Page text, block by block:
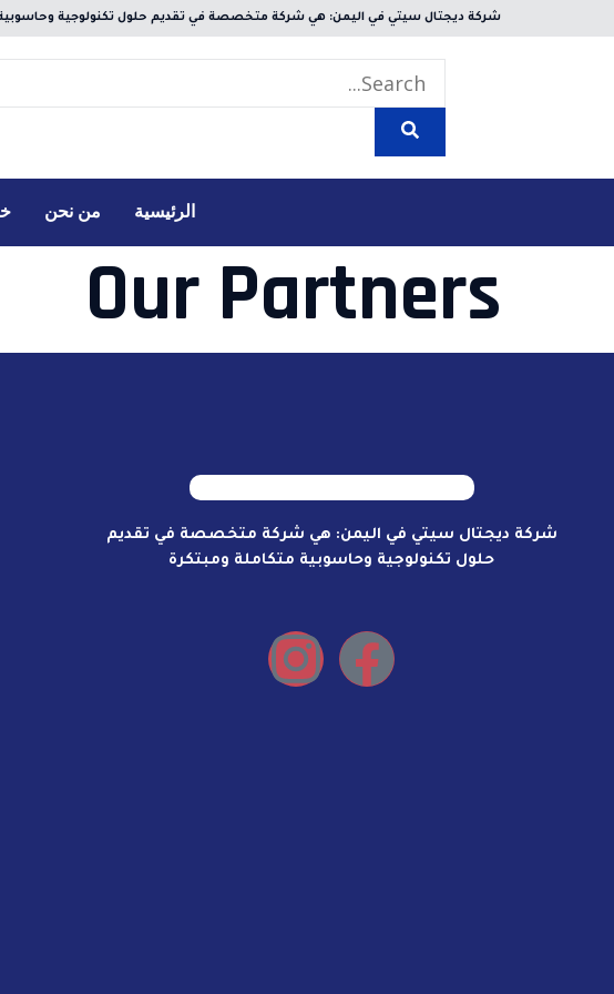
شركة ديجتال سيتي في اليمن: هي شركة متخصصة في تقديم حلول تكنولوجية وحاسوبية
الرئيسية من نحن
Our Partners
شركة ديجتال سيتي في اليمن: هي شركة متخصصة في تقديم
حلول تكنولوجية وحاسوبية متكاملة ومبتكرة